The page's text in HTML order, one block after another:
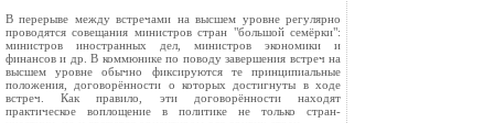
В перерыве между встречами на высшем уровне регулярно
проводятся совещания министров стран "большой семёрки":
министров иностранных дел, министров экономики и
финансов и др. В коммюнике по поводу завершения встреч на
высшем уровне обычно фиксируются те принципиальные
положения, договорённости о которых достигнуты в ходе
встреч. Как правило, эти договорённости находят
практическое воплощение в политике не только стран-